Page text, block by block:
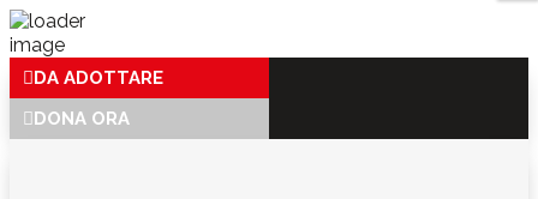
DA ADOTTARE
DONA ORA